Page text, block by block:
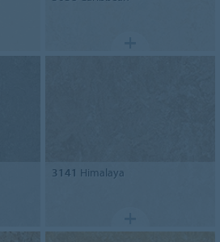
3141 Himalaya